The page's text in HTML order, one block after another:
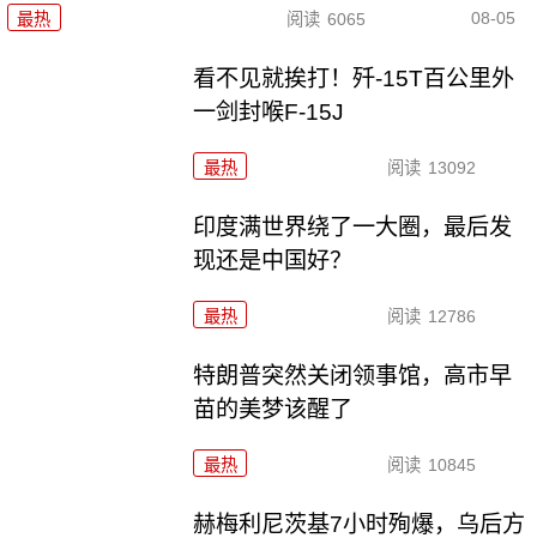
最热 阅读 6065 08-05
看不见就挨打！歼-15T百公里外
一剑封喉F-15J
最热 阅读 13092
印度满世界绕了一大圈，最后发
现还是中国好？
最热 阅读 12786
特朗普突然关闭领事馆，高市早
苗的美梦该醒了
最热 阅读 10845
赫梅利尼茨基7小时殉爆，乌后方